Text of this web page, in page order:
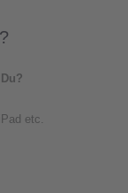
etc.